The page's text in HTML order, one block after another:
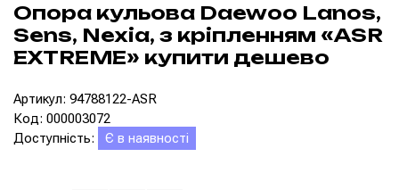
Опора кульова Daewoo Lanos,
Sens, Nexia, з кріпленням «ASR
EXTREME» купити дешево
Артикул: 94788122-ASR
Код: 000003072
Доступність:
Є в наявності